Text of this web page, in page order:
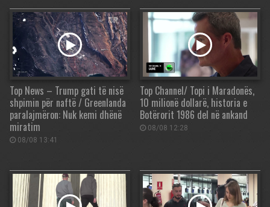
Top News – Trump gati të nisë
shpimin për naftë / Greenlanda
paralajmëron: Nuk kemi dhënë
miratim
08/08 13:41
Top Channel/ Topi i Maradonës,
10 milionë dollarë, historia e
Botërorit 1986 del në ankand
08/08 12:28